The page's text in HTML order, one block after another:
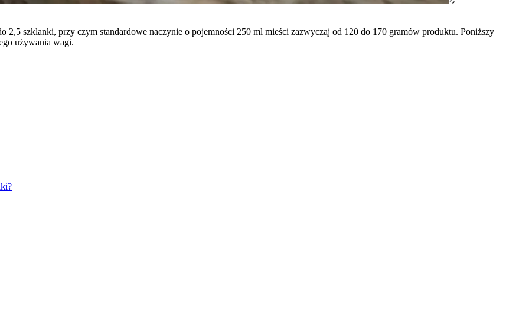
2,5 szklanki, przy czym standardowe naczynie o pojemności 250 ml mieści zazwyczaj od 120 do 170 gramów produktu. Poniższy
używania wagi.